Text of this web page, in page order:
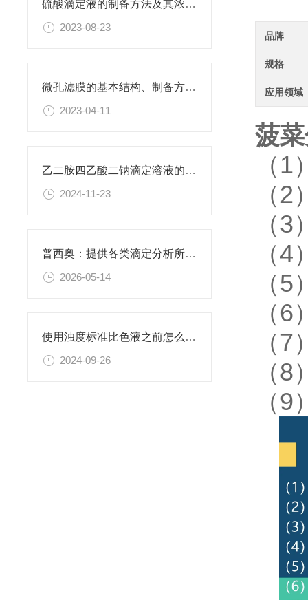
硫酸滴定液的制备方法及其浓度的确定
2023-08-23
微孔滤膜的基本结构、制备方法、性能特点以及应用领域
2023-04-11
乙二胺四乙酸二钠滴定溶液的稳定性与保存条件
2024-11-23
普西奥：提供各类滴定分析所需的全系列滴定液
2026-05-14
使用浊度标准比色液之前怎么可以不了解这些！
2024-09-26
品牌
规格
应用领域
菠
（
（
（
（
（
（
（
（
（